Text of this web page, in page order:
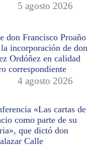
5 agosto 2026
don Francisco Proaño
incorporación de don
Ordóñez en calidad
correspondiente
4 agosto 2026
«Las cartas de
como parte de su
que dictó don
Calle